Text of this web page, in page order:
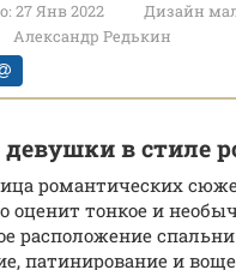
27 Янв 2022
Дизайн
Александр Редькин
в стиле
романтических
оценит тонкое и
расположение
патинирование и